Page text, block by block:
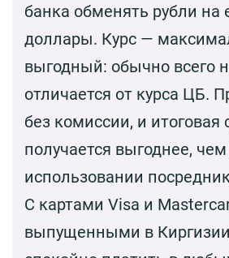
банка обменять рубли на
доллары. Курс —
выгодный: обычно всего
отличается от курса ЦБ.
без комиссии, и итоговая
получается выгоднее,
использовании
С картами Visa и
выпущенными в